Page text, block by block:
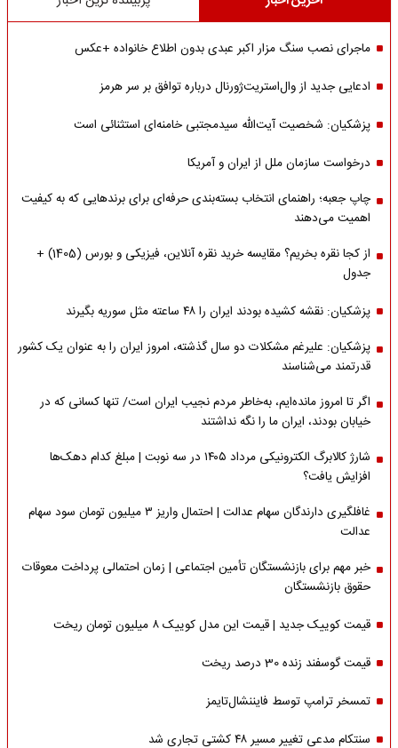
ماجرای نصب سنگ مزار اکبر عبدی بدون اطلاع خانواده +عکس
ادعایی جدید از وال‌استریت‌ژورنال درباره توافق بر سر هرمز
پزشکیان: شخصیت آیت‌الله سیدمجتبی خامنه‌ای استثنائی است
درخواست سازمان ملل از ایران و آمریکا
چاپ جعبه؛ راهنمای انتخاب بسته‌بندی حرفه‌ای برای برندهایی که به کیفیت
اهمیت می‌دهند
از کجا نقره بخریم؟ مقایسه خرید نقره آنلاین، فیزیکی و بورس (1405) +
جدول
پزشکیان: نقشه کشیده بودند ایران را ۴۸ ساعته مثل سوریه بگیرند
پزشکیان: علیرغم مشکلات دو سال گذشته، امروز ایران را به عنوان یک کشور
قدرتمند می‌شناسند
اگر تا امروز مانده‌ایم، به‌خاطر مردم نجیب ایران است/ تنها کسانی که در
خیابان بودند، ایران ما را نگه نداشتند
شارژ کالابرگ الکترونیکی مرداد ۱۴۰۵ در سه نوبت | مبلغ کدام دهک‌ها
افزایش یافت؟
غافلگیری دارندگان سهام عدالت | احتمال واریز ۳ میلیون تومان سود سهام
عدالت
خبر مهم برای بازنشستگان تأمین اجتماعی | زمان احتمالی پرداخت معوقات
حقوق بازنشستگان
قیمت کوییک جدید | قیمت این مدل کوییک ۸ میلیون تومان ریخت
قیمت گوسفند زنده 30 درصد ریخت
تمسخر ترامپ توسط فایننشال‌تایمز
سنتکام مدعی تغییر مسیر ۴۸ کشتی تجاری شد